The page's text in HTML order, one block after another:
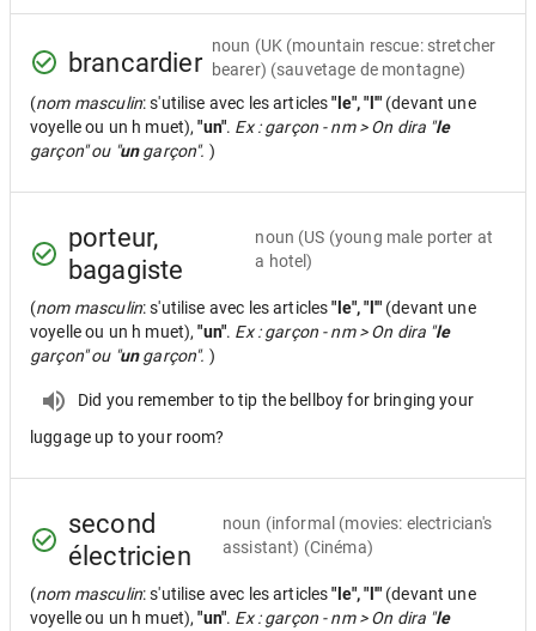
brancardier
noun (UK (mountain rescue: stretcher
bearer) (sauvetage de montagne)
(nom masculin: s'utilise avec les articles"le", "l'" (devant une
voyelle ou un h muet),"un". Ex : garçon - nm > On dira "le
garçon" ou "ungarçon". )
porteur,
bagagiste
noun (US (young male porter at
a hotel)
(nom masculin: s'utilise avec les articles"le", "l'" (devant une
voyelle ou un h muet),"un". Ex : garçon - nm > On dira "le
garçon" ou "ungarçon". )
Did you remember to tip the bellboy for bringing your
luggage up to your room?
second
électricien
noun (informal (movies: electrician's
assistant) (Cinéma)
(nom masculin: s'utilise avec les articles"le", "l'" (devant une
voyelle ou un h muet),"un". Ex : garçon - nm > On dira "le